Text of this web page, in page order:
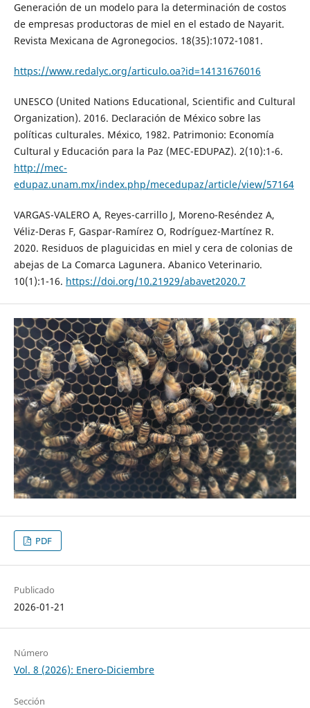
Generación de un modelo para la determinación de costos
de empresas productoras de miel en el estado de Nayarit.
Revista Mexicana de Agronegocios. 18(35):1072-1081.
https://www.redalyc.org/articulo.oa?id=14131676016
UNESCO (United Nations Educational, Scientific and Cultural
Organization). 2016. Declaración de México sobre las
políticas culturales. México, 1982. Patrimonio: Economía
Cultural y Educación para la Paz (MEC-EDUPAZ). 2(10):1-6.
http://mec-
edupaz.unam.mx/index.php/mecedupaz/article/view/57164
VARGAS-VALERO A, Reyes-carrillo J, Moreno-Reséndez A,
Véliz-Deras F, Gaspar-Ramírez O, Rodríguez-Martínez R.
2020. Residuos de plaguicidas en miel y cera de colonias de
abejas de La Comarca Lagunera. Abanico Veterinario.
10(1):1-16. https://doi.org/10.21929/abavet2020.7
PDF
Publicado
2026-01-21
Número
Vol. 8 (2026): Enero-Diciembre
Sección